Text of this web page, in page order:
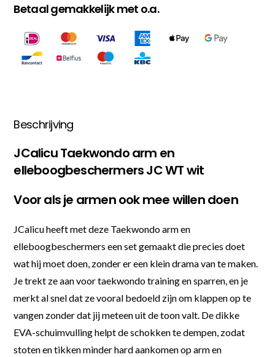
1006-)
Betaal gemakkelijk met o.a.
Beschrijving
JCalicu Taekwondo arm en
elleboogbeschermers JC WT wit
Voor als je armen ook mee willen doen
JCalicu heeft met deze Taekwondo arm en
elleboogbeschermers een set gemaakt die precies doet
wat hij moet doen, zonder er een klein drama van te maken.
Je trekt ze aan voor taekwondo training en sparren, en je
merkt al snel dat ze vooral bedoeld zijn om klappen op te
vangen zonder dat jij meteen uit de toon valt. De dikke
EVA-schuimvulling helpt de schokken te dempen, zodat
stoten en tikken minder hard aankomen op arm en